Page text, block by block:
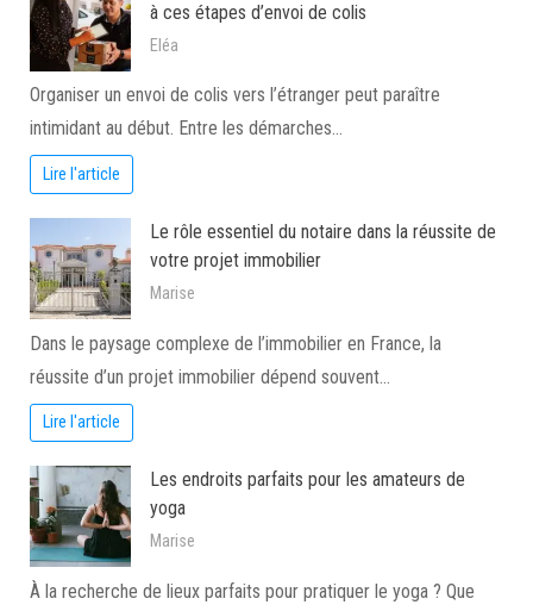
à ces étapes d’envoi de colis
Eléa
Organiser un envoi de colis vers l’étranger peut paraître
intimidant au début. Entre les démarches…
Lire l'article
Le rôle essentiel du notaire dans la réussite de
votre projet immobilier
Marise
Dans le paysage complexe de l’immobilier en France, la
réussite d’un projet immobilier dépend souvent…
Lire l'article
Les endroits parfaits pour les amateurs de
yoga
Marise
À la recherche de lieux parfaits pour pratiquer le yoga ? Que